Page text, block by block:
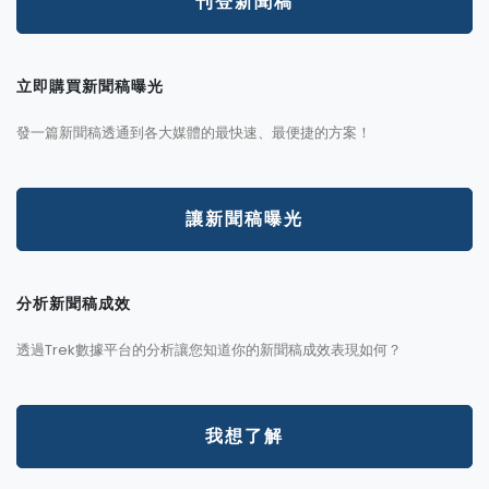
立即購買新聞稿曝光
發一篇新聞稿透通到各大媒體的最快速、最便捷的方案！
讓新聞稿曝光
分析新聞稿成效
透過Trek數據平台的分析讓您知道你的新聞稿成效表現如何？
我想了解